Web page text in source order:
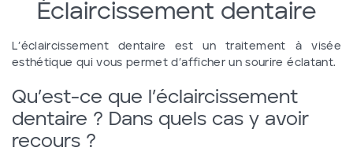
Éclaircissement dentaire
L’éclaircissement dentaire est un traitement à visée
esthétique qui vous permet d’afficher un sourire éclatant.
Qu’est-ce que l’éclaircissement
dentaire ? Dans quels cas y avoir
recours ?